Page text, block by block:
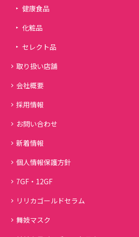
健康食品
化粧品
セレクト品
取り扱い店舗
会社概要
採用情報
お問い合わせ
新着情報
個人情報保護方針
7GF・12GF
リリカゴールドセラム
舞妓マスク